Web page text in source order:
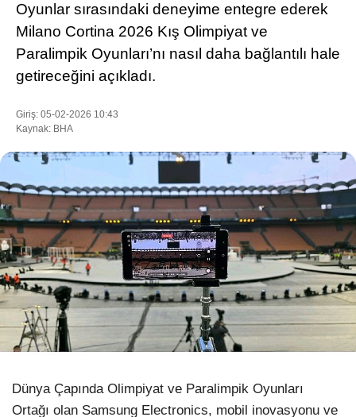
WhatsApp İhbar Hattı
Youtube
Pinterest
Dribbble
LinkedIn
Oyunlar sırasındaki deneyime entegre ederek
Milano Cortina 2026 Kış Olimpiyat ve
Paralimpik Oyunları’nı nasıl daha bağlantılı hale
getireceğini açıkladı.
Giriş: 05-02-2026 10:43
Kaynak: BHA
Dünya Çapında Olimpiyat ve Paralimpik Oyunları
Ortağı olan Samsung Electronics, mobil inovasyonu ve